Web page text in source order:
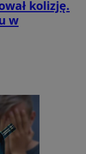
kolizję.
w